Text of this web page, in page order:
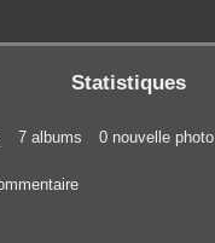
Statistiques
7 albums 0 nouvelle photo